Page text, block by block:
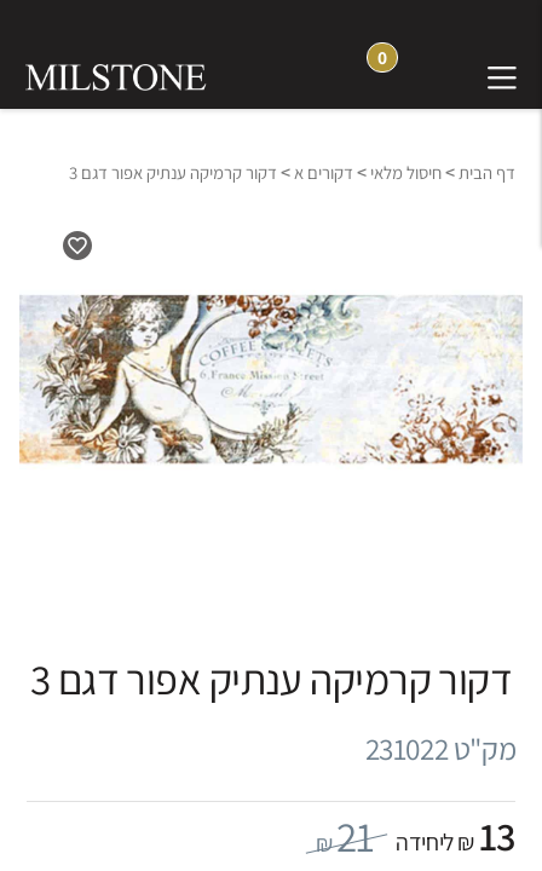
0
דף הבית>חיסול מלאי > דקורים א> דקור קרמיקה ענתיק אפור דגם 3
דקור קרמיקה ענתיק אפור דגם 3
מק"ט 231022
13₪ ליחידה 21
₪